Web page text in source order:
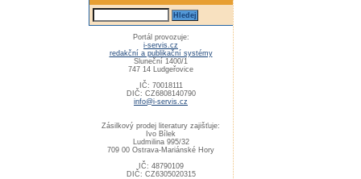
Portál provozuje:
i-servis.cz
redakční a publikační systémy
Sluneční 1400/1
747 14 Ludgeřovice
IČ: 70018111
DIČ: CZ6808140790
info@i-servis.cz
Zásilkový prodej literatury zajišťuje:
Ivo Bílek
Ludmilina 995/32
709 00 Ostrava-Mariánské Hory
IČ: 48790109
DIČ: CZ6305020315